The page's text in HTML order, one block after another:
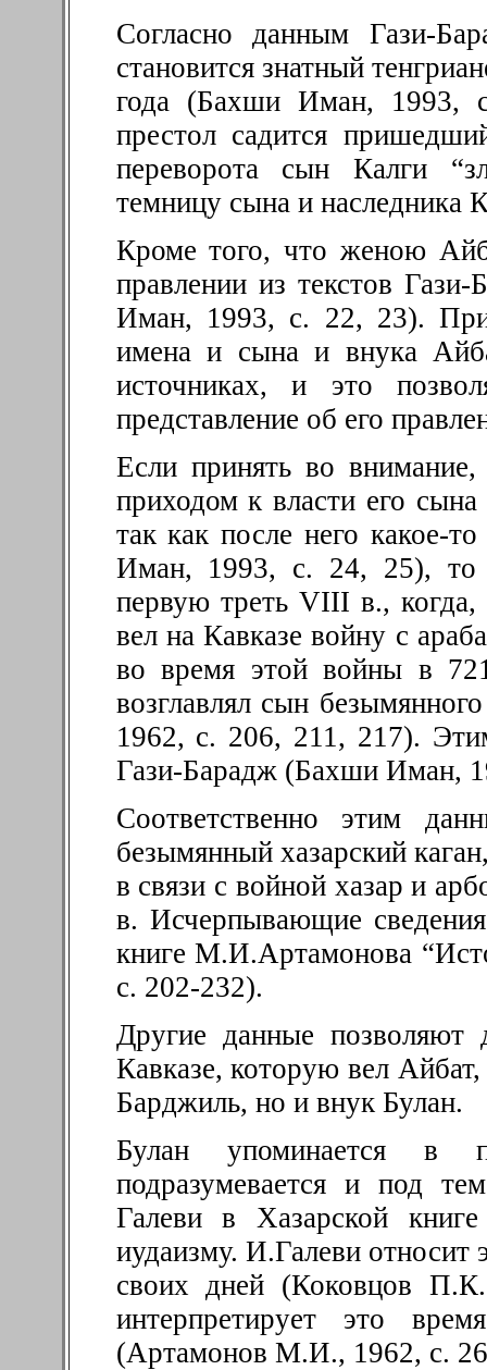
Согласно данным Гази-
становится знатный
года (Бахши Иман, 1993,
престол садится
переворота сын Калги
темницу сына и наследника
Кроме того, что женою
правлении из текстов
Иман, 1993, с. 22, 23).
имена и сына и внука
источниках, и это
представление об его
Если принять во
приходом к власти его
так как после него какое-
Иман, 1993, с. 24, 25), то
первую треть VIII в.,
вел на Кавказе войну с
во время этой войны в
возглавлял сын
1962, с. 206, 211, 217).
Гази-Барадж (Бахши Иман,
Соответственно этим
безымянный хазарский
в связи с войной хазар и
в. Исчерпывающие
книге М.И.Артамонова
с. 202-232).
Другие данные
Кавказе, которую вел
Барджиль, но и внук Булан.
Булан упоминается
подразумевается и под
Галеви в Хазарской
иудаизму. И.Галеви относит
своих дней (Коковцов
интерпретирует это
(Артамонов М.И., 1962, с.